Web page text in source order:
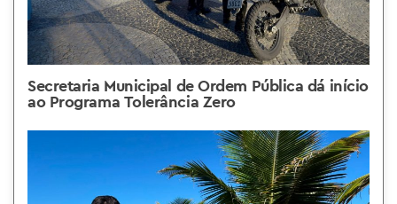
Secretaria Municipal de Ordem Pública dá início
ao Programa Tolerância Zero